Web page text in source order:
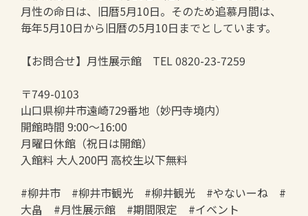
月性の命日は、旧暦5月10日。そのため追慕月間は、
毎年5月10日から旧暦の5月10日までとしています。
【お問合せ】月性展示館 TEL 0820-23-7259
〒749-0103
山口県柳井市遠崎729番地（妙円寺境内）
開館時間 9:00～16:00
月曜日休館（祝日は開館）
入館料 大人200円 高校生以下無料
#柳井市 #柳井市観光 #柳井観光 #やないーね #
大畠 #月性展示館 #期間限定 #イベント